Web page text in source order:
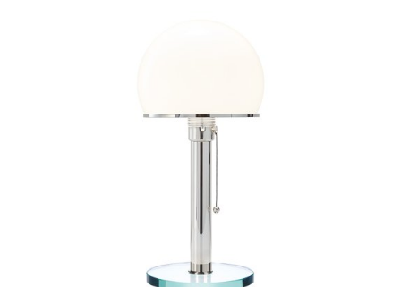
Chaises et Tabourets de bar
Chaises de jardin